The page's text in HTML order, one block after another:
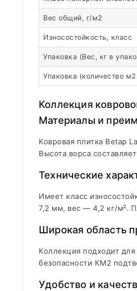
Вес общий, г/м2
Износостойкость, класс
Упаковка (Вес, кг в
Упаковка (количество
Коллекция
Материалы и
Ковровая плитка Betap
Высота ворса
Технические
Имеет класс
7,2 мм, вес — 4,2 кг/м².
Широкая область
Коллекция подходит
безопасности КМ2
Удобство и